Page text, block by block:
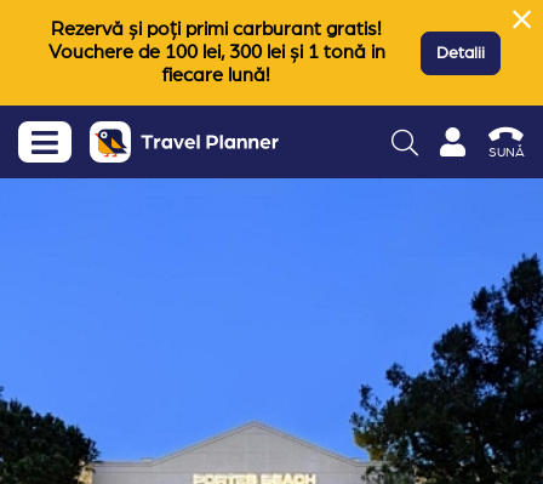
Rezervă și poți primi carburant gratis!
Vouchere de 100 lei, 300 lei și 1 tonă in
fiecare lună!
Detalii
SUNĂ